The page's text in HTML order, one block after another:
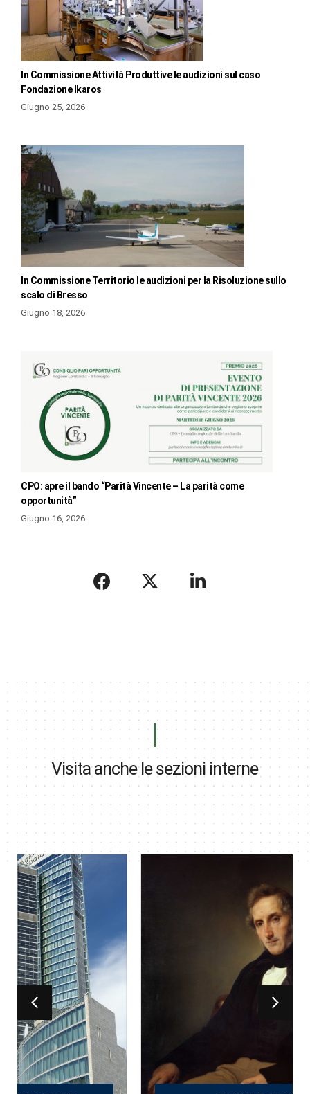
In Commissione Attività Produttive le audizioni sul caso
Fondazione Ikaros
Giugno 25, 2026
In Commissione Territorio le audizioni per la Risoluzione sullo
scalo di Bresso
Giugno 18, 2026
CPO: apre il bando “Parità Vincente – La parità come
opportunità”
Giugno 16, 2026
Visita anche le sezioni interne